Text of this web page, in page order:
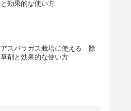
と効果的な使い方
アスパラガス栽培に使える 除
草剤と効果的な使い方